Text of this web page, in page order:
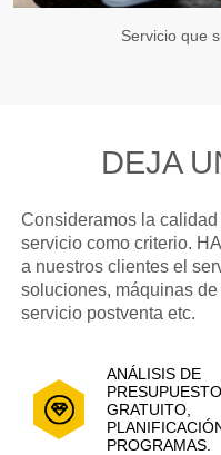
Servicio que
DEJA
Consideramos la calidad
servicio como criterio.
a nuestros clientes el
soluciones, máquinas
servicio postventa etc.
ANÁLISIS DE
PRESUPUESTO
GRATUITO,
PROGRAMAS.